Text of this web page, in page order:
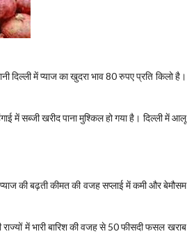
दिल्‍ली में प्‍याज का खुदरा भाव 80 रुपए प्रति किलो है।
में सब्जी खरीद पाना मुश्किल हो गया है। दिल्‍ली में आलू
की बढ़ती कीमत की वजह सप्‍लाई में कमी और बेमौसम
में भारी बारिश की वजह से 50 फीसदी फसल खराब